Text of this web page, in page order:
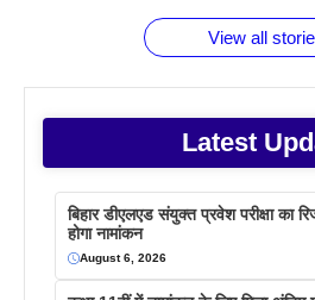
View all
Latest
बिहार डीएलएड संयुक्त प्रवेश परीक्षा का
होगा नामांकन
August 6, 2026